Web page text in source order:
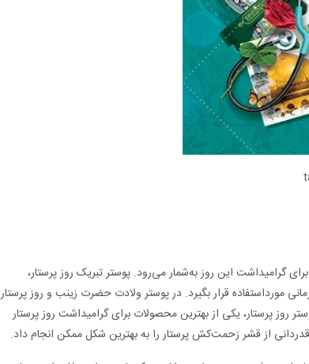
گرامیداشت این روز به‌شمار می‌رود. پوستر تبریک روز پرستار،
مورداستفاده قرار بگیرد. در پوستر ولادت حضرت زینب و روز پرستار
روز پرستار، یکی از بهترین محصولات برای گرامیداشت روز پرستار
از قشر زحمت‌کش پرستار را به بهترین شکل ممکن انجام داد.